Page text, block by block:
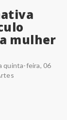
mulher
quinta-feira, 06